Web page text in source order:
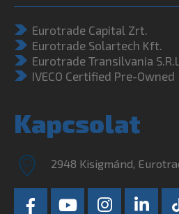
Eurotrade Capital Zrt.
Eurotrade Solartech Kft.
Eurotrade Transilvania
IVECO Certified Pre-Owned
Kapcsolat
2948 Kisigmánd,